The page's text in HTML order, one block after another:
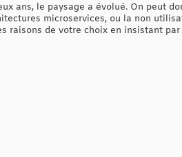
ans, le paysage a évolué. On peut
microservices, ou la non
raisons de votre choix en insistant par